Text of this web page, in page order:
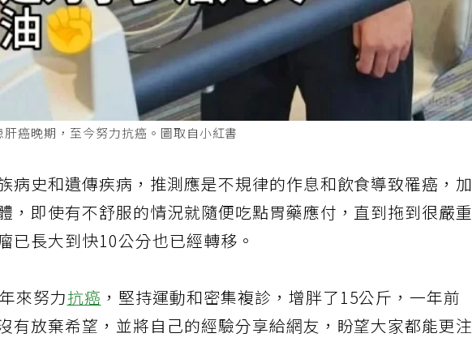
病史和遺傳疾病，推測應是不規律的作息和飲食導致罹癌，加
，即使有不舒服的情況就隨便吃點胃藥應付，直到拖到很嚴重
已長大到快10公分也已經轉移。
來努力抗癌 ，堅持運動和密集複診，增胖了15公斤，一年前